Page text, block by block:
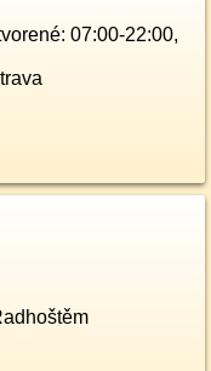
07:00-22:00,